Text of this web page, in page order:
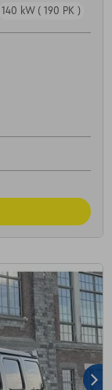
140 kW ( 190 PK )